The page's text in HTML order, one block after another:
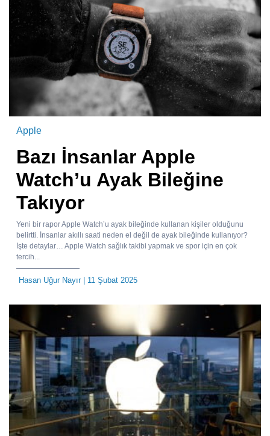
Apple
Bazı İnsanlar Apple
Watch’u Ayak Bileğine
Takıyor
Yeni bir rapor Apple Watch’u ayak bileğinde kullanan kişiler olduğunu
belirtti. İnsanlar akıllı saati neden el değil de ayak bileğinde kullanıyor?
İşte detaylar… Apple Watch sağlık takibi yapmak ve spor için en çok
tercih...
Hasan Uğur Nayır| 11 Şubat 2025